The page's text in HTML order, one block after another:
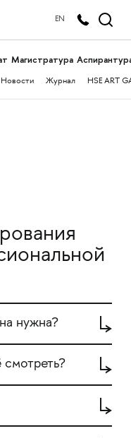
EN
Магистратура
Новости Журнал HSE ART
нужна?